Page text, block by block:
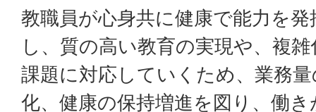
教職員が心身共に健康で能力を
し、質の高い教育の実現や、複
課題に対応していくため、業務
化、健康の保持増進を図り、働